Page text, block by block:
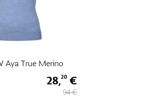
Aya True Merino
28,20 €
94 €